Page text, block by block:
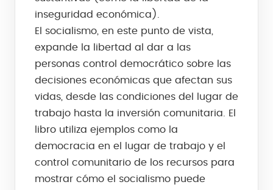
inseguridad económica).
El socialismo, en este punto de vista,
expande la libertad al dar a las
personas control democrático sobre las
decisiones económicas que afectan sus
vidas, desde las condiciones del lugar de
trabajo hasta la inversión comunitaria. El
libro utiliza ejemplos como la
democracia en el lugar de trabajo y el
control comunitario de los recursos para
mostrar cómo el socialismo puede